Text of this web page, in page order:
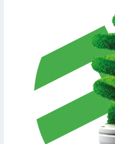
i
Komfort i automatyczna
reguluje temperaturę i
warunków pogodowych.